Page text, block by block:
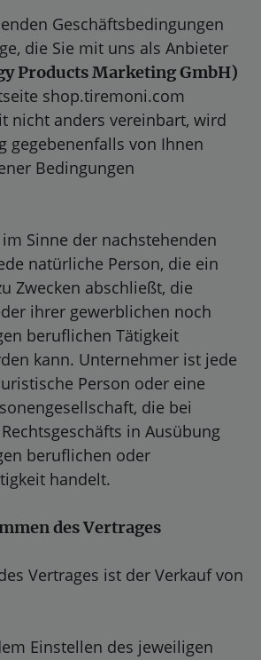
Geschäftsbedingungen
die Sie mit uns als Anbieter
Products Marketing GmbH)
shop.tiremoni.com
nicht anders vereinbart, wird
gegebenenfalls von Ihnen
Bedingungen
Sinne der nachstehenden
natürliche Person, die ein
Zwecken abschließt, die
ihrer gewerblichen noch
beruflichen Tätigkeit
kann. Unternehmer ist jede
Person oder eine
die bei
in Ausübung
beruflichen oder
handelt.
des Vertrages
Vertrages ist der Verkauf von
Einstellen des jeweiligen